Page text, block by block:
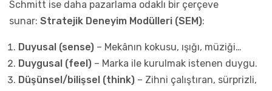
Schmitt ise daha pazarlama odaklı bir çerçeve
sunar: Stratejik Deneyim Modülleri (SEM):
Duyusal (sense) – Mekânın kokusu, ışığı, müziği…
Duygusal (feel) – Marka ile kurulmak istenen duygu.
Düşünsel/bilişsel (think) – Zihni çalıştıran, sürprizli,